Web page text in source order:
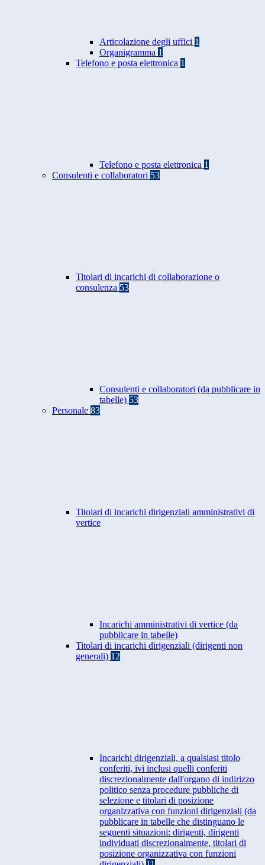
Articolazione degli uffici 1
Organigramma 1
Telefono e posta elettronica 1
Telefono e posta elettronica 1
Consulenti e collaboratori 53
Titolari di incarichi di collaborazione o
consulenza 53
Consulenti e collaboratori (da pubblicare in
tabelle) 53
Personale 83
Titolari di incarichi dirigenziali amministrativi di
vertice
Incarichi amministrativi di vertice (da
pubblicare in tabelle)
Titolari di incarichi dirigenziali (dirigenti non
generali) 12
Incarichi dirigenziali, a qualsiasi titolo
conferiti, ivi inclusi quelli conferiti
discrezionalmente dall'organo di indirizzo
politico senza procedure pubbliche di
selezione e titolari di posizione
organizzativa con funzioni dirigenziali (da
pubblicare in tabelle che distinguano le
seguenti situazioni: dirigenti, dirigenti
individuati discrezionalmente, titolari di
posizione organizzativa con funzioni